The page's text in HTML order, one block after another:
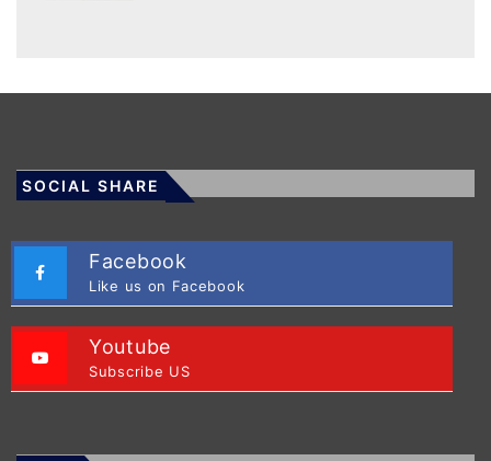
SOCIAL SHARE
Facebook
Like us on Facebook
Youtube
Subscribe US